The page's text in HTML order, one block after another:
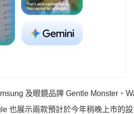
及眼鏡品牌 Gentle Monster、
也展示兩款預計於今年稍晚上市的